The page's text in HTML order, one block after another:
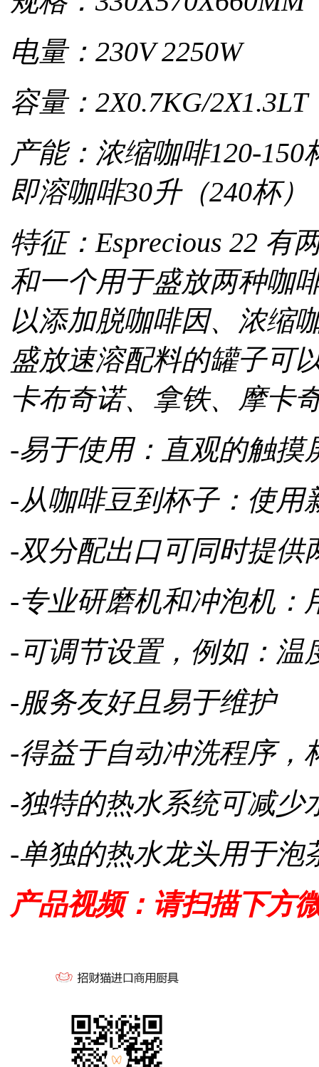
电量：230V 2250W
容量：2X0.7KG/2X1.3LT
产能：浓缩咖啡120-
即溶咖啡30升（240杯）
特征：Esprecious 22 有
和一个用于盛放两种咖
以添加脱咖啡因、浓缩
盛放速溶配料的罐子可
卡布奇诺、拿铁、摩卡
-易于使用：直观的触摸
-从咖啡豆到杯子：使用
-双分配出口可同时提供
-专业研磨机和冲泡机：
-可调节设置，例如：温
-服务友好且易于维护
-得益于自动冲洗程序，
-独特的热水系统可减少
-单独的热水龙头用于泡
产品视频：请扫描下方